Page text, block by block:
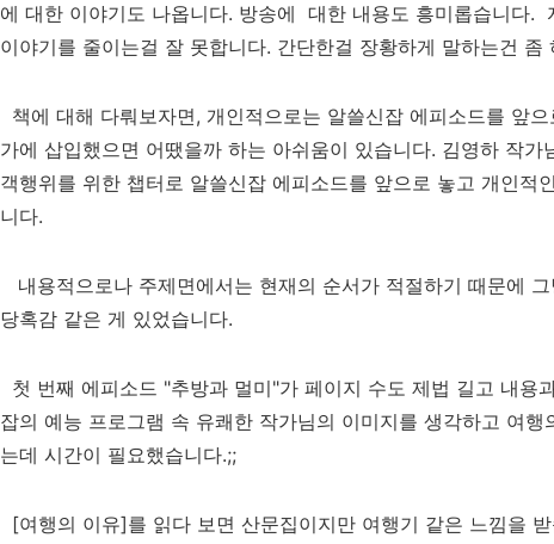
에 대한 이야기도 나옵니다. 방송에 대한 내용도 흥미롭습니다.
이야기를 줄이는걸 잘 못합니다. 간단한걸 장황하게 말하는건 좀
책에 대해 다뤄보자면, 개인적으로는 알쓸신잡 에피소드를 앞
가에 삽입했으면 어땠을까 하는 아쉬움이 있습니다. 김영하 작가
객행위를 위한 챕터로 알쓸신잡 에피소드를 앞으로 놓고 개인적인
니다.
내용적으로나 주제면에서는 현재의 순서가 적절하기 때문에
당혹감 같은 게 있었습니다.
첫 번째 에피소드 "추방과 멀미"가 페이지 수도 제법 길고 내용
잡의 예능 프로그램 속 유쾌한 작가님의 이미지를 생각하고 여행
는데 시간이 필요했습니다.;;
[여행의 이유]를 읽다 보면 산문집이지만 여행기 같은 느낌을